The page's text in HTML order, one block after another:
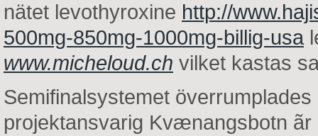
nätet levothyroxine http://
500mg-850mg-1000mg-billig-usa
www.micheloud.ch vilket kastas
Semifinalsystemet
projektansvarig Kvænangsbotn